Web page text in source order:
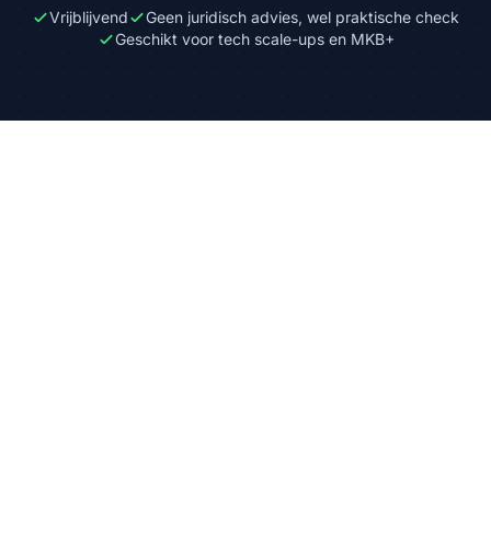
Vrijblijvend
Geen juridisch advies, wel praktische check
Geschikt voor tech scale-ups en MKB+